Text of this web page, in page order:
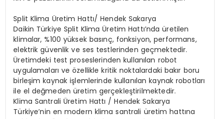
Split Klima Üretim Hattı/ Hendek Sakarya
Daikin Türkiye Split Klima Üretim Hattı’nda üretilen
klimalar, %100 yüksek basınç, fonksiyon, performans,
elektrik güvenlik ve ses testlerinden geçmektedir.
Üretimdeki test proseslerinden kullanılan robot
uygulamaları ve özellikle kritik noktalardaki bakır boru
birleşim kaynak işlemlerinde kullanılan kaynak robotları
ile el değmeden üretim gerçekleştirilmektedir.
Klima Santrali Üretim Hattı / Hendek Sakarya
Türkiye’nin en modern klima santrali üretim hattına